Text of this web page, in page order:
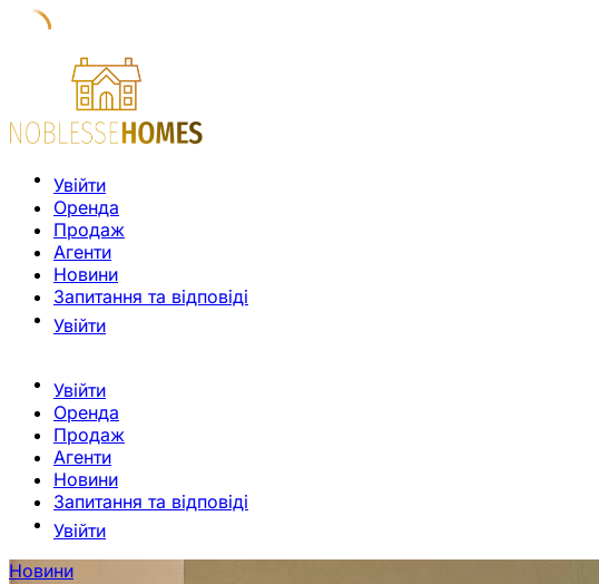
Увійти
Оренда
Продаж
Агенти
Новини
Запитання та відповіді
Увійти
Увійти
Оренда
Продаж
Агенти
Новини
Запитання та відповіді
Увійти
Новини